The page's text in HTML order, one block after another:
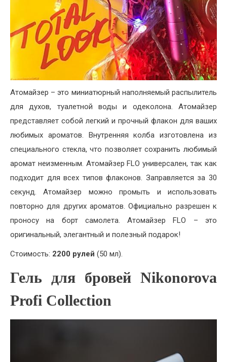
Атомайзер – это миниатюрный наполняемый распылитель
для духов, туалетной воды и одеколона. Атомайзер
представляет собой легкий и прочный флакон для ваших
любимых ароматов. Внутренняя колба изготовлена из
специального стекла, что позволяет сохранить любимый
аромат неизменным. Атомайзер FLO универсален, так как
подходит для всех типов флаконов. Заправляется за 30
секунд. Атомайзер можно промыть и использовать
повторно для других ароматов. Официально разрешен к
проносу на борт самолета. Атомайзер FLO – это
оригинальный, элегантный и полезный подарок!
Стоимость: 2200 рулей (50 мл).
Гель для бровей Nikonorova
Profi Collection